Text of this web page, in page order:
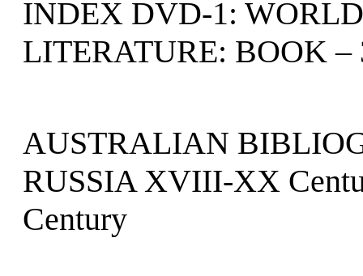
INDEX DVD-1:
LITERATURE: BOOK –
AUSTRALIAN
RUSSIA XVIII-XX
Century